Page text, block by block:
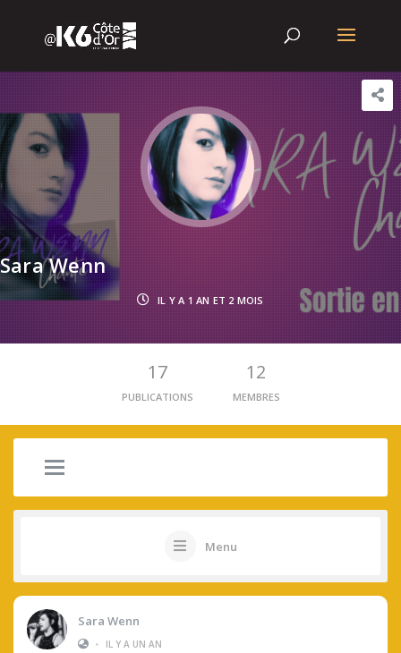
Sara Wenn
IL Y A 1 AN ET 2 MOIS
17
PUBLICATIONS
12
MEMBRES
Menu
Sara Wenn
•
IL Y A UN AN